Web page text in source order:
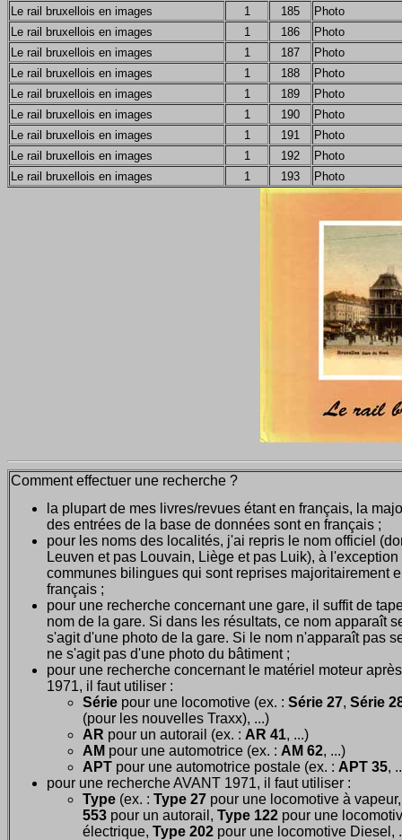
Le rail bruxellois en images
1 185
Photo
Le rail bruxellois en images
1 186
Photo
Le rail bruxellois en images
1 187
Photo
Le rail bruxellois en images
1 188
Photo
Le rail bruxellois en images
1 189
Photo
Le rail bruxellois en images
1 190
Photo
Le rail bruxellois en images
1 191
Photo
Le rail bruxellois en images
1 192
Photo
Le rail bruxellois en images
1 193 Photo
Comment effectuer une recherche ?
la plupart de mes livres/revues étant en français, la
des entrées de la base de données sont en français ;
pour les noms des localités, j'ai repris le nom officiel
Leuven et pas Louvain, Liège et pas Luik), à l'exception
communes bilingues qui sont reprises majoritairement
français ;
pour une recherche concernant une gare, il suffit de
nom de la gare. Si dans les résultats, ce nom apparaît
s'agit d'une photo de la gare. Si le nom n'apparaît pas
ne s'agit pas d'une photo du bâtiment ;
pour une recherche concernant le matériel moteur après
1971, il faut utiliser :
Série pour une locomotive (ex. : Série 27, Série
(pour les nouvelles Traxx), ...)
AR pour un autorail (ex. : AR 41, ...)
AM pour une automotrice (ex. : AM 62, ...)
APT pour une automotrice postale (ex. : APT 35,
pour une recherche AVANT 1971, il faut utiliser :
Type (ex. : Type 27 pour une locomotive à
553 pour un autorail, Type 122 pour une
électrique, Type 202 pour une locomotive Diesel,